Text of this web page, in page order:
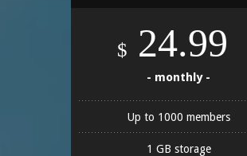
$ 24.99
- monthly -
Up to 1000 members
1 GB storage